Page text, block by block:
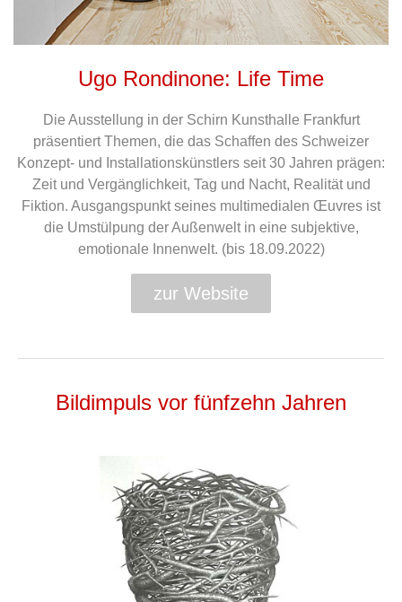
Ugo Rondinone: Life Time
Die Ausstellung in der Schirn Kunsthalle Frankfurt
präsentiert Themen, die das Schaffen des Schweizer
Konzept- und Installationskünstlers seit 30 Jahren prägen:
Zeit und Vergänglichkeit, Tag und Nacht, Realität und
Fiktion. Ausgangspunkt seines multimedialen Œuvres ist
die Umstülpung der Außenwelt in eine subjektive,
emotionale Innenwelt. (bis 18.09.2022)
zur Website
Bildimpuls vor fünfzehn Jahren